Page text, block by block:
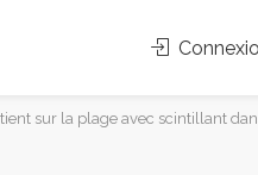
sur la plage avec scintillant